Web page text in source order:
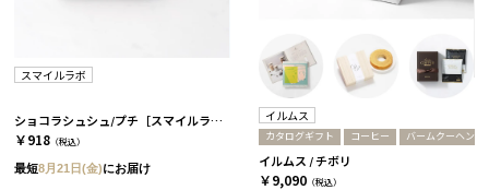
スマイルラボ
ショコラシュシュ/プチ［スマイルラボ］
￥918 （税込）
最短8月21日(金)にお届け
イルムス
カタログギフト コーヒー バームクーヘン
イルムス / チボリ
￥9,090 （税込）